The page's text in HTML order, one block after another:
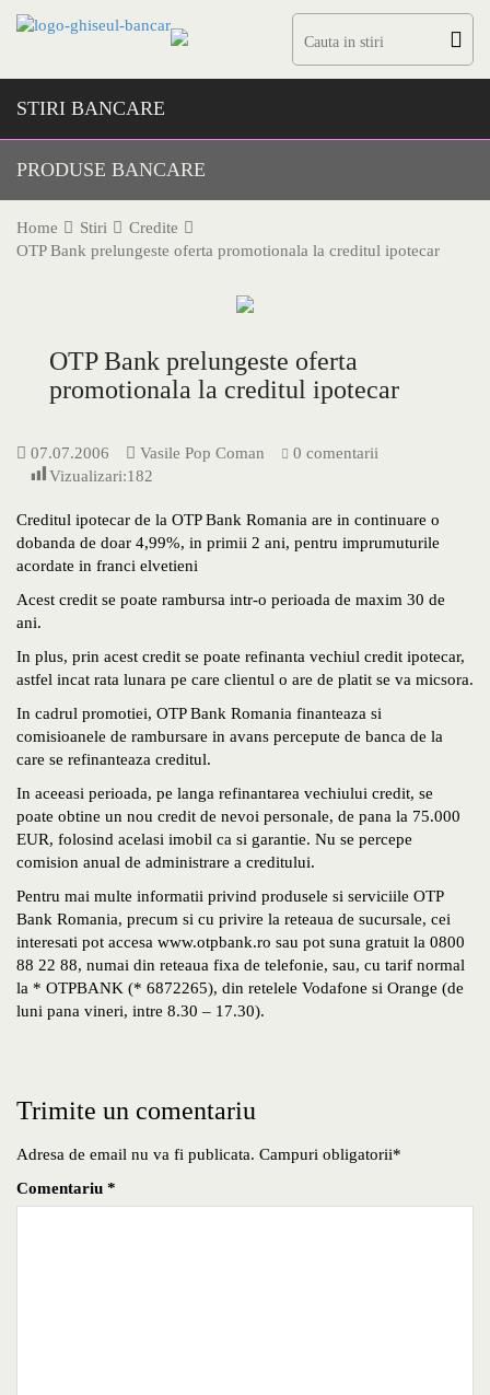
STIRI BANCARE
PRODUSE BANCARE
Home Stiri
Credite
OTP Bank prelungeste oferta promotionala la creditul ipotecar
OTP Bank prelungeste oferta
promotionala la creditul ipotecar
07.07.2006 Vasile Pop Coman
0 comentarii
Vizualizari:182
Creditul ipotecar de la OTP Bank Romania are in continuare o
dobanda de doar 4,99%, in primii 2 ani, pentru imprumuturile
acordate in franci elvetieni
Acest credit se poate rambursa intr-o perioada de maxim 30 de
ani.
In plus, prin acest credit se poate refinanta vechiul credit ipotecar,
astfel incat rata lunara pe care clientul o are de platit se va micsora.
In cadrul promotiei, OTP Bank Romania finanteaza si
comisioanele de rambursare in avans percepute de banca de la
care se refinanteaza creditul.
In aceeasi perioada, pe langa refinantarea vechiului credit, se
poate obtine un nou credit de nevoi personale, de pana la 75.000
EUR, folosind acelasi imobil ca si garantie. Nu se percepe
comision anual de administrare a creditului.
Pentru mai multe informatii privind produsele si serviciile OTP
Bank Romania, precum si cu privire la reteaua de sucursale, cei
interesati pot accesa www.otpbank.ro sau pot suna gratuit la 0800
88 22 88, numai din reteaua fixa de telefonie, sau, cu tarif normal
la * OTPBANK (* 6872265), din retelele Vodafone si Orange (de
luni pana vineri, intre 8.30 – 17.30).
Trimite un comentariu
Adresa de email nu va fi publicata. Campuri obligatorii*
Comentariu *